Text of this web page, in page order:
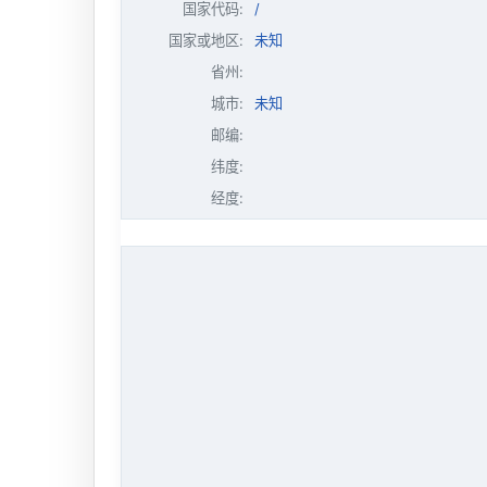
国家代码:
/
国家或地区:
未知
省州:
城市:
未知
邮编:
纬度:
经度: